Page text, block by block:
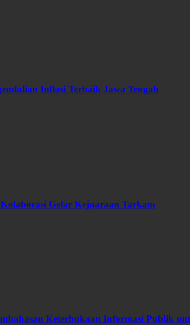
Inflasi Terbaik Jawa Tengah
Gelar Kejuaraan Tarkam
Keterbukaan Informasi Publik